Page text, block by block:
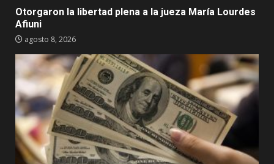
Otorgaron la libertad plena a la jueza María Lourdes
Afiuni
agosto 8, 2026